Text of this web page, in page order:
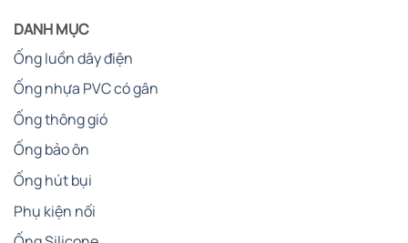
DANH MỤC
Ống luồn dây điện
Ống nhựa PVC có gân
Ống thông gió
Ống bảo ôn
Ống hút bụi
Phụ kiện nối